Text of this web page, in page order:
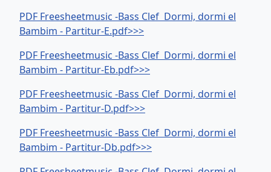
PDF Freesheetmusic -Bass Clef Dormi, dormi el
Bambim - Partitur-E.pdf>>>
PDF Freesheetmusic -Bass Clef Dormi, dormi el
Bambim - Partitur-Eb.pdf>>>
PDF Freesheetmusic -Bass Clef Dormi, dormi el
Bambim - Partitur-D.pdf>>>
PDF Freesheetmusic -Bass Clef Dormi, dormi el
Bambim - Partitur-Db.pdf>>>